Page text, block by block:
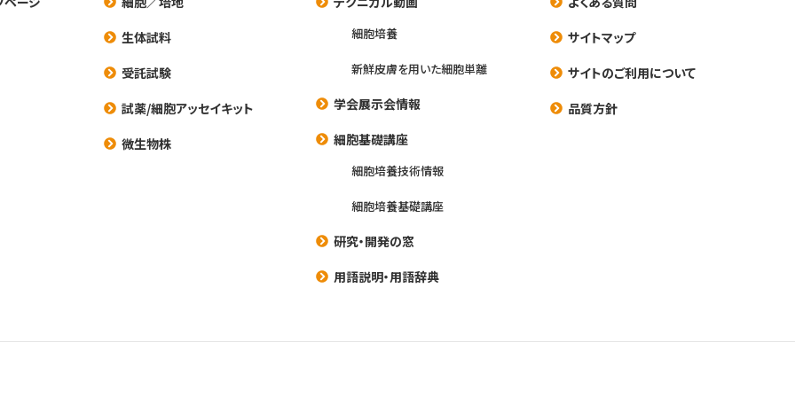
生体試料
受託試験
試薬/細胞アッセイキット
微生物株
細胞培養
新鮮皮膚を用いた細胞単離
学会展示会情報
細胞基礎講座
細胞培養技術情報
細胞培養基礎講座
研究・開発の窓
用語説明・用語辞典
サイトマップ
サイトのご利用について
品質方針